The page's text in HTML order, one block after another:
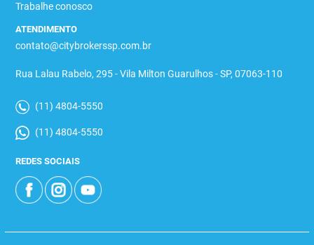
Trabalhe conosco
ATENDIMENTO
contato@citybrokerssp.com.br
Rua Lalau Rabelo, 295 - Vila Milton Guarulhos - SP, 07063-110
(11) 4804-5550
(11) 4804-5550
REDES SOCIAIS